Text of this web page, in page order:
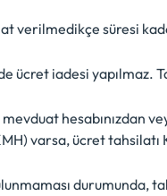
verilmedikçe süresi
ücret iadesi yapılmaz.
hesabınızdan
varsa, ücret tahsilatı
durumunda,